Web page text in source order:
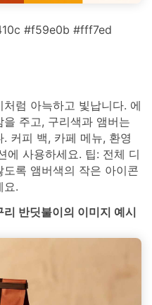
#f59e0b #fff7ed
럼 아늑하고 빛납니다. 에
주고, 구리색과 앰버는
커피 백, 카페 메뉴, 환영
에 사용하세요. 팁: 전체 디
록 앰버색의 작은 아이콘
요.
반딧불이의 이미지 예시